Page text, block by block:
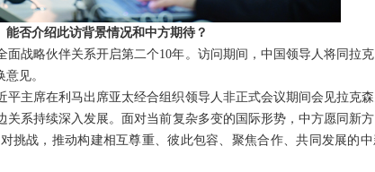
否介绍此访背景情况和中方期待？
战略伙伴关系开启第二个10年。访问期间，中国领导人将同拉
见。
主席在利马出席亚太经合组织领导人非正式会议期间会见拉克
系持续深入发展。面对当前复杂多变的国际形势，中方愿同新
挑战，推动构建相互尊重、彼此包容、聚焦合作、共同发展的